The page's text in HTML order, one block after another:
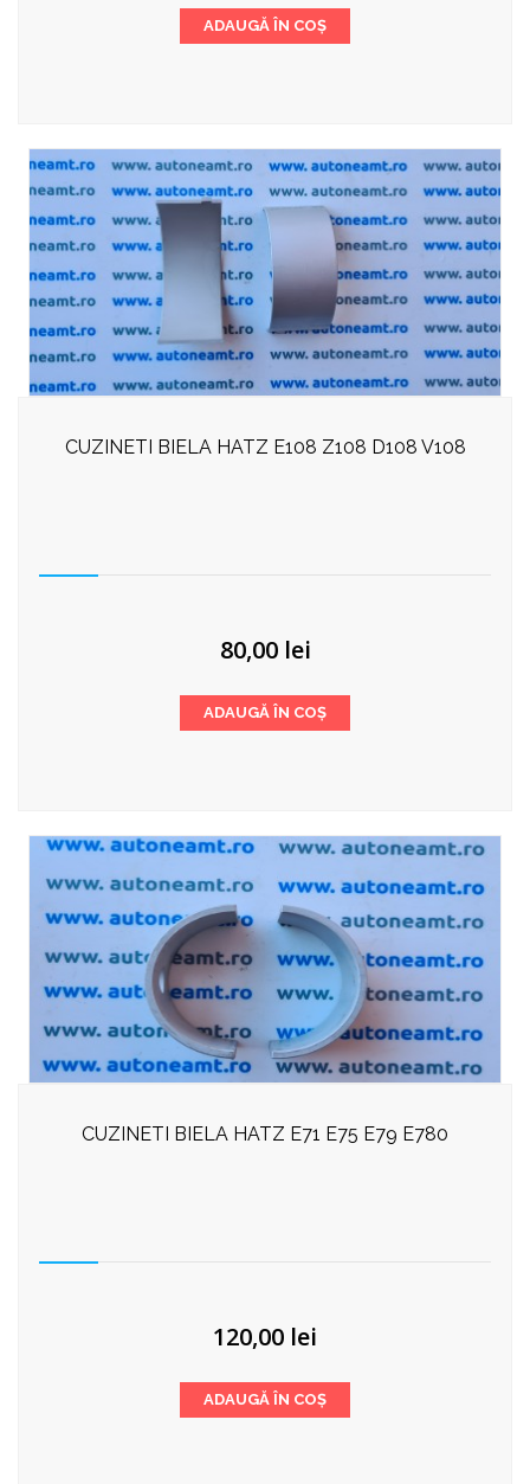
ADAUGĂ ÎN COȘ
CUZINETI BIELA HATZ E108 Z108 D108 V108
80,00 lei
ADAUGĂ ÎN COȘ
CUZINETI BIELA HATZ E71 E75 E79 E780
120,00 lei
ADAUGĂ ÎN COȘ